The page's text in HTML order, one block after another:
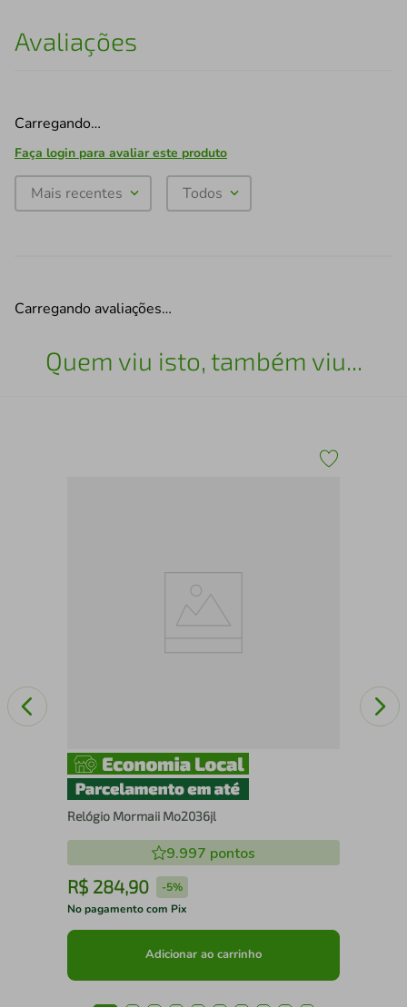
Avaliações
Carregando…
Faça login para avaliar este produto
Mais recentes Todos
Carregando avaliações…
Quem viu isto, também viu...
Relógio Mormaii Mo2036jl
9.997 pontos
R$ 284,90 -5%
No pagamento com Pix
Adicionar ao carrinho